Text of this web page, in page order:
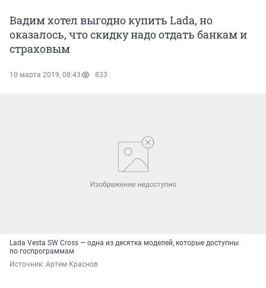
Вадим хотел выгодно купить Lada, но
оказалось, что скидку надо отдать банкам и
страховым
10 марта 2019, 08:43 833
Lada Vesta SW Cross — одна из десятка моделей, которые доступны
по госпрограммам
Источник: Артем Краснов